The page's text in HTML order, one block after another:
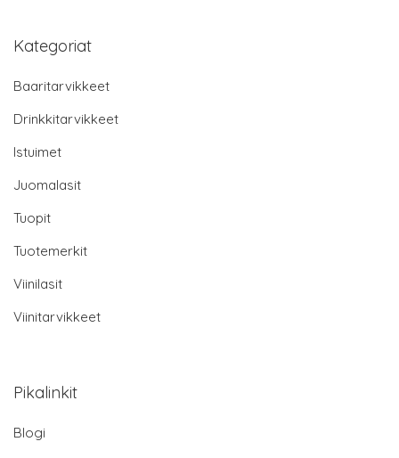
Kategoriat
Baaritarvikkeet
Drinkkitarvikkeet
Istuimet
Juomalasit
Tuopit
Tuotemerkit
Viinilasit
Viinitarvikkeet
Pikalinkit
Blogi